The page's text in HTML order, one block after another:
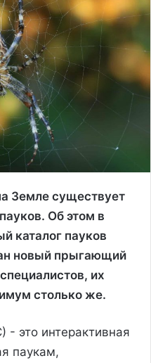
Земле существует
Об этом в
каталог пауков
новый прыгающий
их
столько же.
- это интерактивная
паукам,